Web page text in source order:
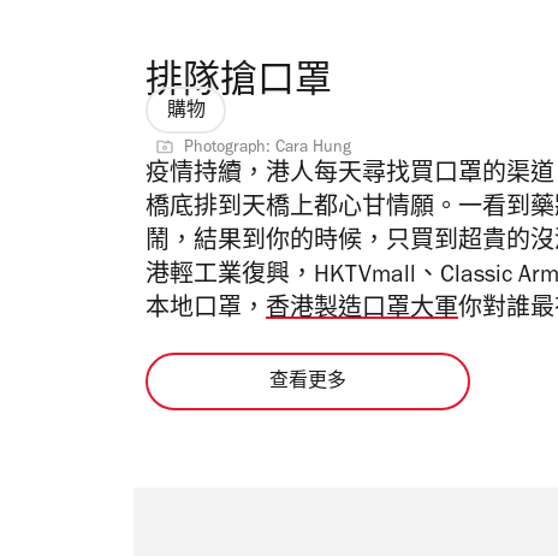
排隊搶口罩
購物
Photograph: Cara Hung
疫情持續，港人每天尋找買口罩的渠
橋底排到天橋上都心甘情願。一看到
鬧，結果到你的時候，只買到超貴的
港輕工業復興，HKTVmall、Classic
本地口罩， 香港製造口罩大軍你對誰最
查看更多